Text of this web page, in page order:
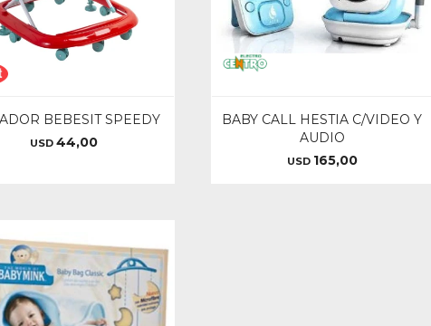
BEBESIT SPEEDY
USD 44,00
BABY CALL HESTIA C/VIDEO Y
AUDIO
USD 165,00